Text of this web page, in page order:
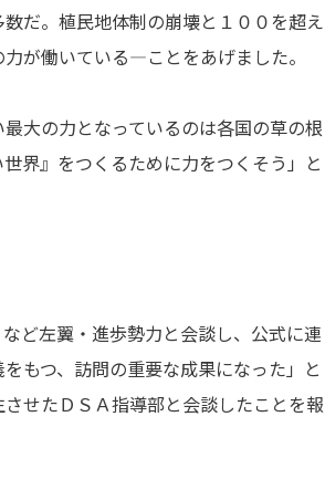
だ。植民地体制の崩壊と１００を超え
が働いている―ことをあげました。
大の力となっているのは各国の草の根
界』をつくるために力をつくそう」と
ど左翼・進歩勢力と会談し、公式に連
もつ、訪問の重要な成果になった」と
せたＤＳＡ指導部と会談したことを報